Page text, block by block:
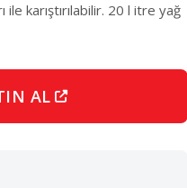
karıştırılabilir. 20 l itre yağ
AL